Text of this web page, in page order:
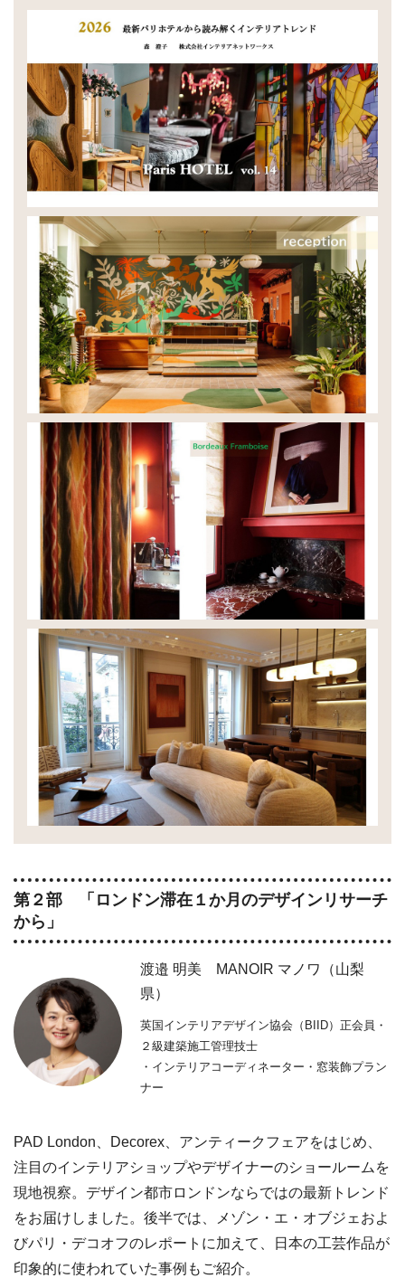
第２部 「ロンドン滞在１か月のデザインリサーチ
から」
渡邉 明美 MANOIR マノワ（山梨
県）
英国インテリアデザイン協会（BIID）正会員・
２級建築施工管理技士
・インテリアコーディネーター・窓装飾プラン
ナー
PAD London、Decorex、アンティークフェアをはじめ、
注目のインテリアショップやデザイナーのショールームを
現地視察。デザイン都市ロンドンならではの最新トレンド
をお届けしました。後半では、メゾン・エ・オブジェおよ
びパリ・デコオフのレポートに加えて、日本の工芸作品が
印象的に使われていた事例もご紹介。